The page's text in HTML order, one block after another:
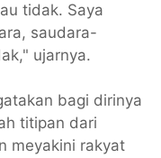
tidak. Saya
saudara-
ujarnya.
bagi dirinya
titipan dari
meyakini rakyat